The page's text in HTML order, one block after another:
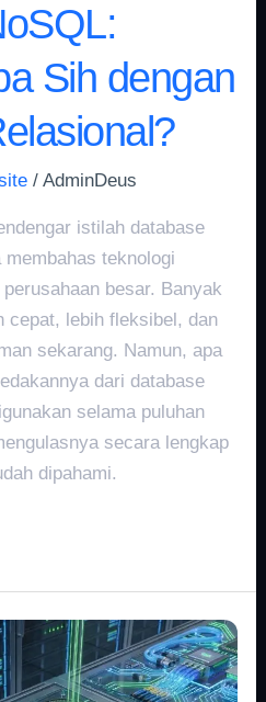
Sih dengan
/AdminDeus
istilah database
teknologi
besar. Banyak
cepat, lebih fleksibel, dan
sekarang. Namun, apa
dari database
selama puluhan
secara lengkap
dipahami.